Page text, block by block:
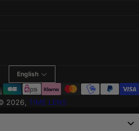
English
2026, TIME LENS